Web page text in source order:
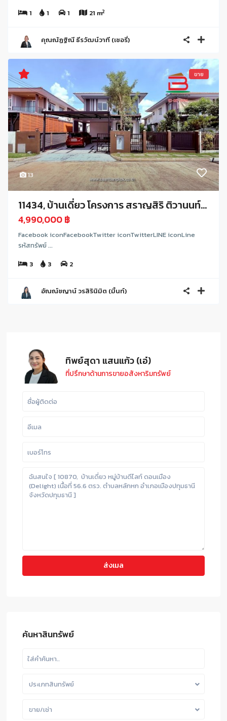
1
1 1 21 m2
คุณณัฏฐิณี ธีรวัฒน์วาที (เชอรี่)
13
ขาย
11434, บ้านเดี่ยว โครงการ สราญสิริ ติวานนท์...
4,990,000 ฿
Facebook iconFacebookTwitter iconTwitterLINE iconLine
รหัสทรัพย์ ...
3
3 2
อัณณ์ชญาน์ วรสิรินิมิต (มิ้นท์)
ทิพย์สุดา แสนแก้ว (เอ๋)
ที่ปรึกษาด้านการขายอสังหาริมทรัพย์
ค้นหาสินทรัพย์
ประเภทสินทรัพย์
ขาย/เช่า